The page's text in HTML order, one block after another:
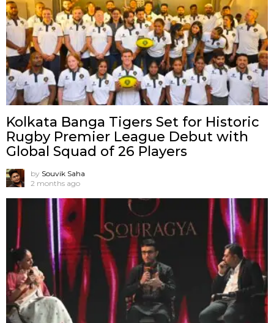
Kolkata Banga Tigers Set for Historic
Rugby Premier League Debut with
Global Squad of 26 Players
by Souvik Saha
2 months ago